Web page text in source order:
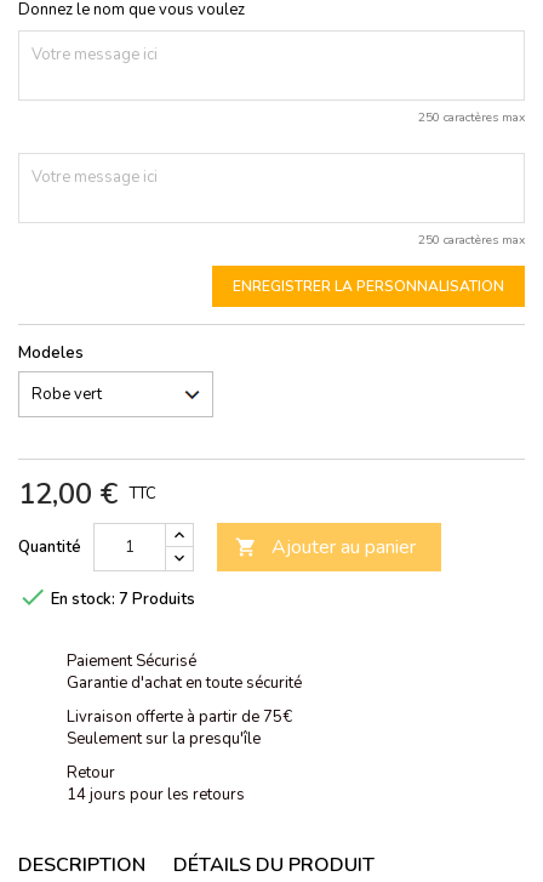
Donnez le nom que vous voulez
250 caractères max
250 caractères max
ENREGISTRER LA PERSONNALISATION
Modeles
12,00 € TTC
Quantité  Ajouter au panier
 En stock: 7 Produits
Paiement Sécurisé
Garantie d'achat en toute sécurité
Livraison offerte à partir de 75€
Seulement sur la presqu'île
Retour
14 jours pour les retours
DESCRIPTION DÉTAILS DU PRODUIT